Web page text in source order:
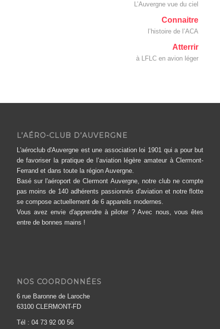
L’Auvergne vue du ciel
Connaitre
l’histoire de l’ACA
Atterrir
à LFLC en avion léger
L’AÉRO-CLUB D’AUVERGNE
L'aéroclub d'Auvergne est une association loi 1901 qui a pour but
de favoriser la pratique de l’aviation légère amateur à Clermont-
Ferrand et dans toute la région Auvergne.
Basé sur l'aéroport de Clermont Auvergne, notre club ne compte
pas moins de 140 adhérents passionnés d'aviation et notre flotte
se compose actuellement de 6 appareils modernes.
Vous avez envie d'apprendre à piloter ? Avec nous, vous êtes
entre de bonnes mains !
NOS COORDONNÉES
6 rue Baronne de Laroche
63100 CLERMONT-FD
Tél : 04 73 92 00 56